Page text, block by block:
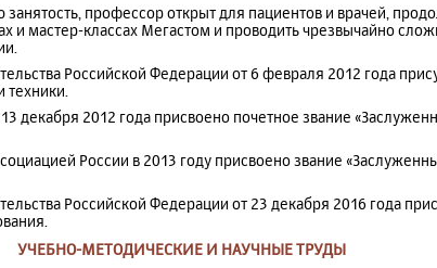
профессор открыт для пациентов и врачей,
и мастер-классах Мегастом и проводить чрезвычайно
Российской Федерации от 6 февраля 2012 года
техники.
декабря 2012 года присвоено почетное звание
России в 2013 году присвоено звание
Российской Федерации от 23 декабря 2016 года
УЧЕБНО-МЕТОДИЧЕСКИЕ И НАУЧНЫЕ ТРУДЫ